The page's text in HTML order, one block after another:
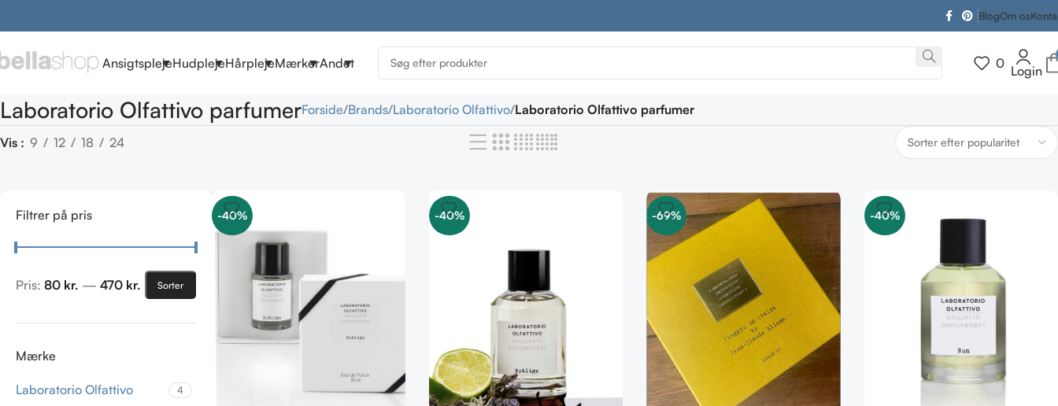
BlogOm os
AnsigtsplejeHudplejeHårplejeMærkerAndet 0 Login
Laboratorio Olfattivo parfumerForside Brands Laboratorio Olfattivo Laboratorio Olfattivo parfumer
Vis 9 12 18 24
Filtrer på pris
Sorter
Pris: 80 kr. — 470 kr.
Mærke
Laboratorio Olfattivo 4
-40% -40% -69% -40%